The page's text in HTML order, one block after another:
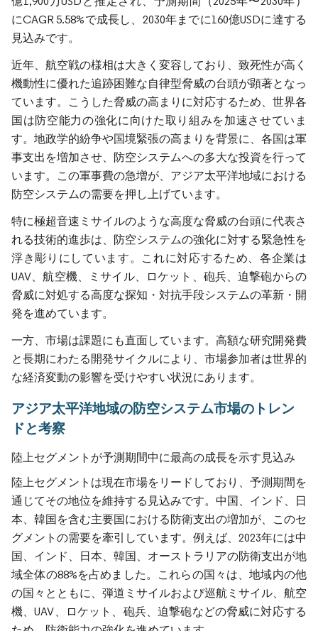
にCAGR 5.58%で成長し、2030年までに160億USDに達する
見込みです。
近年、航空戦の様相は大きく変容しており、致死性が高く
機動性に優れた追跡困難な自律型脅威の台頭が顕著となっ
ています。こうした脅威の高まりに対応するため、世界各
国は防空能力の強化に向けた取り組みを加速させていま
す。地政学的紛争や国境緊張の高まりを背景に、各国は軍
事支出を増加させ、防空システムへの多大な投資を行って
います。この軍事費の急増が、アジア太平洋地域における
防空システムの需要を押し上げています。
特に極超音速ミサイルのような高度な脅威の台頭に代表さ
れる技術的進歩は、防空システムの強化に対する緊急性を
浮き彫りにしています。これに対応するため、各企業は
UAV、航空機、ミサイル、ロケット、砲兵、迫撃砲からの
脅威に対処する高度な探知・対抗手段システムの革新・開
発を進めています。
一方、市場は課題にも直面しています。高額な研究開発費
と長期にわたる開発サイクルにより、市場参加者は世界的
な経済変動の影響を受けやすい状況にあります。
アジア太平洋地域の防空システム市場のトレン
ドと考察
陸上セグメントが予測期間中に最高の成長を示す見込み
陸上セグメントは現在市場をリードしており、予測期間を
通じてその地位を維持する見込みです。中国、インド、日
本、韓国を含む主要国における防衛支出の増加が、このセ
グメントの需要を牽引しています。例えば、2023年には中
国、インド、日本、韓国、オーストラリアの防衛支出が地
域全体の88%を占めました。これらの国々は、地域内の他
の国々とともに、弾道ミサイルおよび巡航ミサイル、航空
機、UAV、ロケット、砲兵、迫撃砲などの脅威に対応する